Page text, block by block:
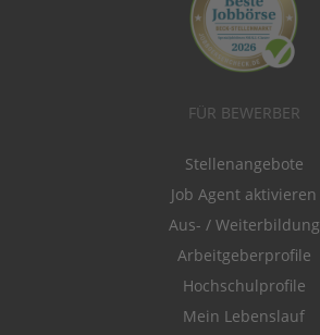
FÜR BEWERBER
Stellenangebote
Job Agent aktivieren
Aus- / Weiterbildung
Arbeitgeberprofile
Hochschulprofile
Mein Lebenslauf